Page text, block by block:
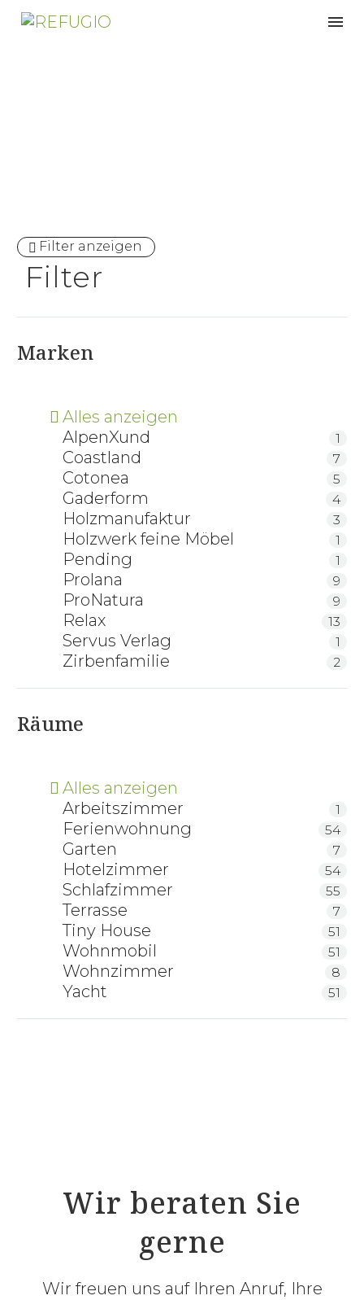
Filter anzeigen
Filter
Marken
Alles anzeigen
AlpenXund
1
Coastland 7
Cotonea 5
Gaderform 4
Holzmanufaktur 3
Holzwerk feine Möbel 1
Pending 1
Prolana 9
ProNatura 9
Relax 13
Servus Verlag 1
Zirbenfamilie 2
Räume
Alles anzeigen
Arbeitszimmer
1
Ferienwohnung 54
Garten 7
Hotelzimmer 54
Schlafzimmer 55
Terrasse 7
Tiny House 51
Wohnmobil 51
Wohnzimmer 8
Yacht 51
Wir beraten Sie
gerne
Wir freuen uns auf Ihren Anruf, Ihre